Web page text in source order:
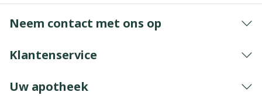
Neem contact met ons op
Klantenservice
Uw apotheek